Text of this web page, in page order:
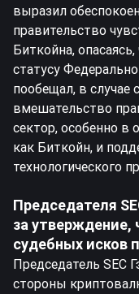
выразил
правительство
Биткойна,
статусу
пообещал, в случае
вмешательство
сектор, особенно в
как Биткойн, и
технологического
Председателя
за утверждение,
судебных исков
Председатель SEC
стороны